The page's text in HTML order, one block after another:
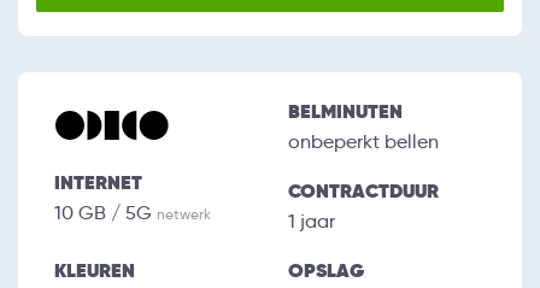
INTERNET
10 GB / 5G netwerk
BELMINUTEN
onbeperkt bellen
CONTRACTDUUR
1 jaar
KLEUREN OPSLAG